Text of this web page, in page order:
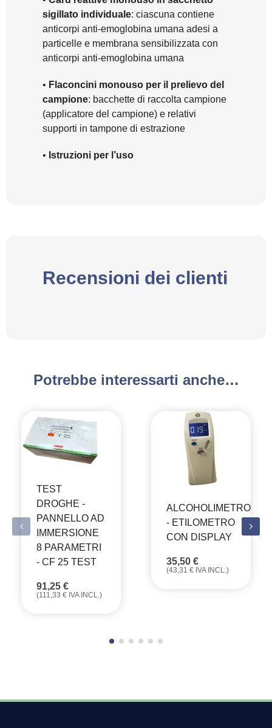
sigillato individuale: ciascuna contiene
anticorpi anti-emoglobina umana adesi a
particelle e membrana sensibilizzata con
anticorpi anti-emoglobina umana
• Flaconcini monouso per il prelievo del
campione: bacchette di raccolta campione
(applicatore del campione) e relativi
supporti in tampone di estrazione
• Istruzioni per l’uso
Recensioni dei clienti
Potrebbe interessarti anche…
TEST
DROGHE -
PANNELLO AD
IMMERSIONE
8 PARAMETRI
- CF 25 TEST
91,25 €
(111,33 € IVA INCL.)
ALCOHOLIMETRO
- ETILOMETRO
CON DISPLAY
35,50 €
(43,31 € IVA INCL.)